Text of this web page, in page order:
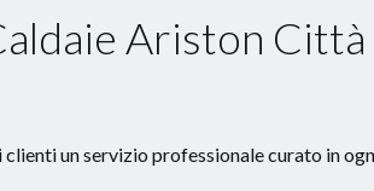
Ariston Città
un servizio professionale curato in